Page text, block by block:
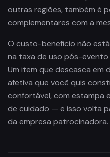
outras regiões, também é
complementares com a
O custo-benefício não
na taxa de uso pós-evento
Um item que descasca em
afetiva que você quis
confortável, com estampa
de cuidado — e isso volta
da empresa patrocinadora.